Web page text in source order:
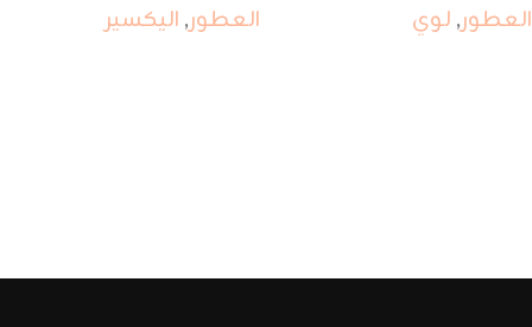
العطور, لوي
العطور, اليكسير